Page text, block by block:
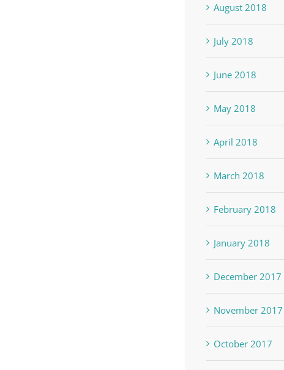
August 2018
July 2018
June 2018
May 2018
April 2018
March 2018
February 2018
January 2018
December 2017
November 2017
October 2017